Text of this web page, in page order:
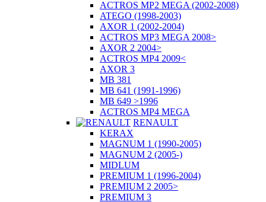
ACTROS MP2 MEGA (2002-2008)
ATEGO (1998-2003)
AXOR 1 (2002-2004)
ACTROS MP3 MEGA 2008>
AXOR 2 2004>
ACTROS MP4 2009<
AXOR 3
MB 381
MB 641 (1991-1996)
MB 649 >1996
ACTROS MP4 MEGA
RENAULT
KERAX
MAGNUM 1 (1990-2005)
MAGNUM 2 (2005-)
MIDLUM
PREMIUM 1 (1996-2004)
PREMIUM 2 2005>
PREMIUM 3